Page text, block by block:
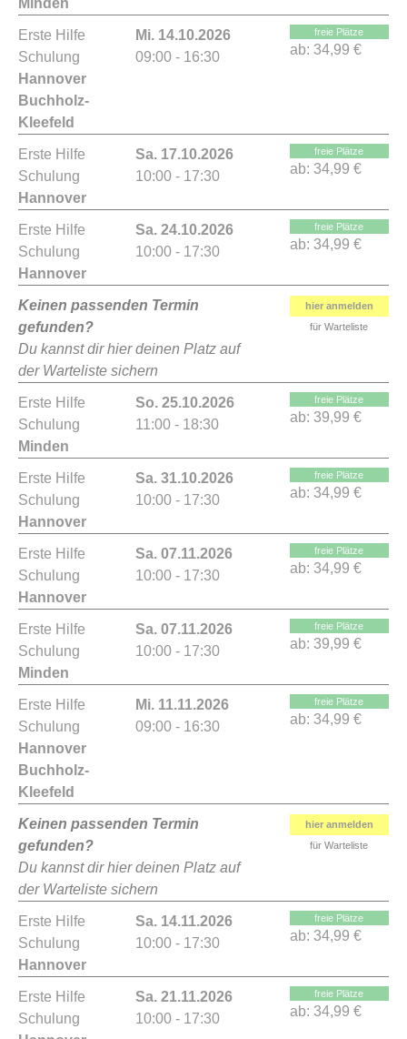
Minden
Erste Hilfe
Schulung
Hannover
Buchholz-
Kleefeld
Mi. 14.10.2026
09:00 - 16:30
freie Plätze
ab: 34,99 €
Erste Hilfe
Schulung
Hannover
Sa. 17.10.2026
10:00 - 17:30
freie Plätze
ab: 34,99 €
Erste Hilfe
Schulung
Hannover
Sa. 24.10.2026
10:00 - 17:30
freie Plätze
ab: 34,99 €
Keinen passenden Termin
gefunden?
Du kannst dir hier deinen Platz auf
der Warteliste sichern
hier anmelden
für Warteliste
Erste Hilfe
Schulung
Minden
So. 25.10.2026
11:00 - 18:30
freie Plätze
ab: 39,99 €
Erste Hilfe
Schulung
Hannover
Sa. 31.10.2026
10:00 - 17:30
freie Plätze
ab: 34,99 €
Erste Hilfe
Schulung
Hannover
Sa. 07.11.2026
10:00 - 17:30
freie Plätze
ab: 34,99 €
Erste Hilfe
Schulung
Minden
Sa. 07.11.2026
10:00 - 17:30
freie Plätze
ab: 39,99 €
Erste Hilfe
Schulung
Hannover
Buchholz-
Kleefeld
Mi. 11.11.2026
09:00 - 16:30
freie Plätze
ab: 34,99 €
Keinen passenden Termin
gefunden?
Du kannst dir hier deinen Platz auf
der Warteliste sichern
hier anmelden
für Warteliste
Erste Hilfe
Schulung
Hannover
Sa. 14.11.2026
10:00 - 17:30
freie Plätze
ab: 34,99 €
Erste Hilfe
Schulung
Sa. 21.11.2026
10:00 - 17:30
freie Plätze
ab: 34,99 €